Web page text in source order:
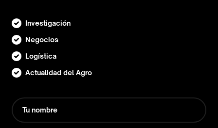
Investigación
Negocios
Logística
Actualidad del Agro